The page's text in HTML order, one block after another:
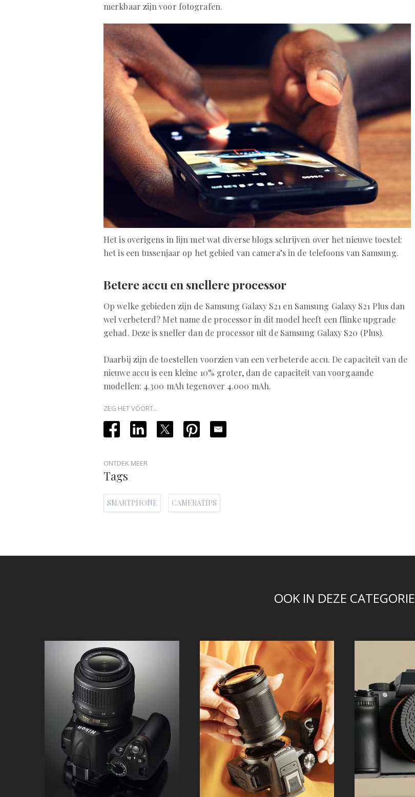
merkbaar zijn voor fotografen.
Het is overigens in lijn met wat diverse blogs schrijven over het nieuwe toestel:
het is een tussenjaar op het gebied van camera’s in de telefoons van Samsung.
Betere accu en snellere processor
Op welke gebieden zijn de Samsung Galaxy S21 en Samsung Galaxy S21 Plus dan
wel verbeterd? Met name de processor in dit model heeft een flinke upgrade
gehad. Deze is sneller dan de processor uit de Samsung Galaxy S20 (Plus).
Daarbij zijn de toestellen voorzien van een verbeterde accu. De capaciteit van de
nieuwe accu is een kleine 10% groter, dan de capaciteit van voorgaande
modellen: 4.300 mAh tegenover 4.000 mAh.
ZEG HET VOORT...
ONTDEK MEER
Tags
SMARTPHONE CAMERATIPS
OOK IN DEZE CATEGORIE